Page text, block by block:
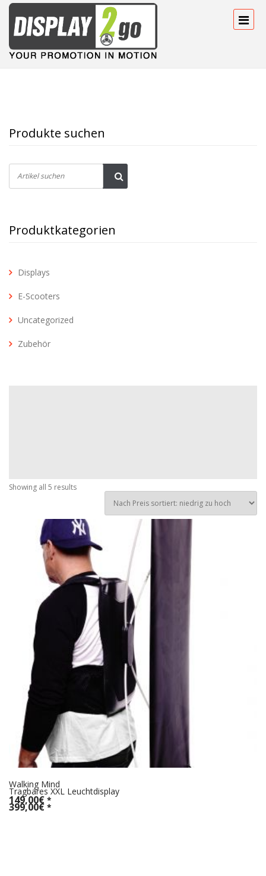
Produkte suchen
Produktkategorien
Displays
E-Scooters
Uncategorized
Zubehör
Showing all 5 results
Walking Mind
149,00€ *
Tragbares XXL Leuchtdisplay
399,00€ *